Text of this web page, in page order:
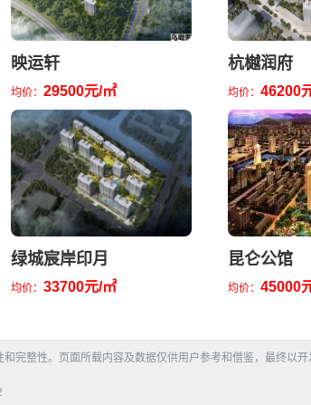
映运轩
均价： 29500元/㎡
杭樾润府
均价： 46200
绿城宸岸印月
均价： 33700元/㎡
昆仑公馆
均价： 45000
完整性。页面所载内容及数据仅供用户参考和借鉴，最终以